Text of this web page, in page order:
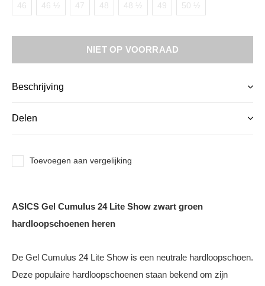
46 46 ½ 47 48 48 ½ 49 50 ½
NIET OP VOORRAAD
Beschrijving
Delen
Toevoegen aan vergelijking
ASICS Gel Cumulus 24 Lite Show zwart groen
hardloopschoenen heren
De Gel Cumulus 24 Lite Show is een neutrale hardloopschoen.
Deze populaire hardloopschoenen staan bekend om zijn